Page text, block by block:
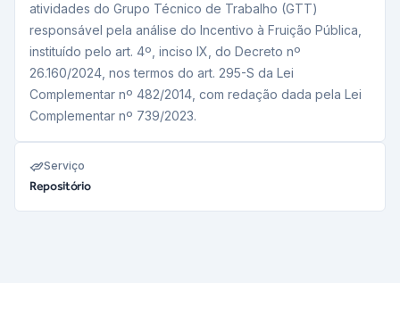
atividades do Grupo Técnico de Trabalho (GTT)
responsável pela análise do Incentivo à Fruição Pública,
instituído pelo art. 4º, inciso IX, do Decreto nº
26.160/2024, nos termos do art. 295-S da Lei
Complementar nº 482/2014, com redação dada pela Lei
Complementar nº 739/2023.
Serviço
Repositório